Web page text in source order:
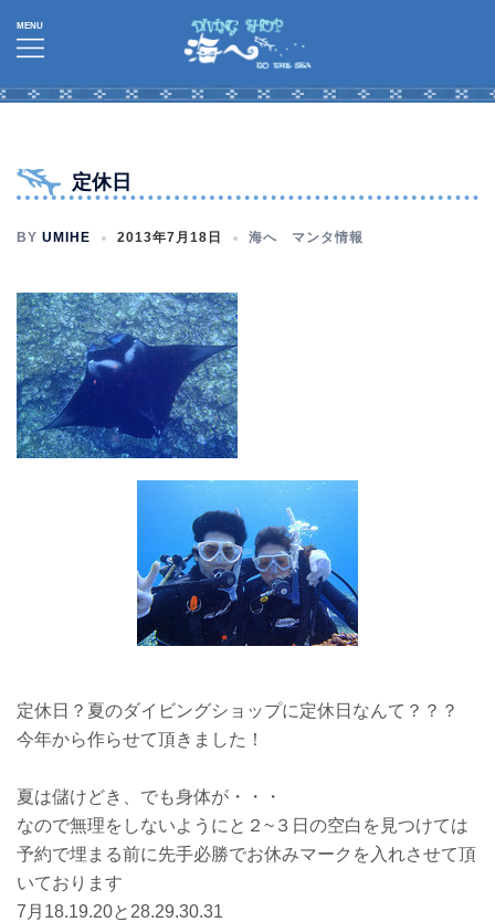
ン
定休日
BY UMIHE 2013年7月18日 海へ マンタ情報
定休日？夏のダイビングショップに定休日なんて？？？
今年から作らせて頂きました！
夏は儲けどき、でも身体が・・・
なので無理をしないようにと２~３日の空白を見つけては
予約で埋まる前に先手必勝でお休みマークを入れさせて頂
いております
7月18.19.20と28.29.30.31